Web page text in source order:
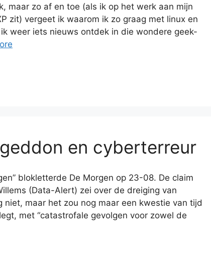
maar zo af en toe (als ik op het werk aan mijn
zit) vergeet ik waarom ik zo graag met linux en
weer iets nieuws ontdek in die wondere geek-
en cyberterreur
blokletterde De Morgen op 23-08. De claim
(Data-Alert) zei over de dreiging van
niet, maar het zou nog maar een kwestie van tijd
met “catastrofale gevolgen voor zowel de